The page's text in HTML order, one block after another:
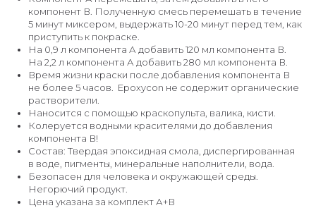
компонент В. Полученную смесь перемешать в течение
5 минут миксером, выдержать 10-20 минут перед тем, как
приступить к покраске.
На 0,9 л компонента А добавить 120 мл компонента В.
На 2,2 л компонента А добавить 280 мл компонента В.
Время жизни краски после добавления компонента В
не более 5 часов. Epoxycon не содержит органические
растворители.
Наносится с помощью краскопульта, валика, кисти.
Колеруется водными красителями до добавления
компонента В!
Состав: Твердая эпоксидная смола, диспергированная
в воде, пигменты, минеральные наполнители, вода.
Безопасен для человека и окружающей среды.
Негорючий продукт.
Цена указана за комплект А+В